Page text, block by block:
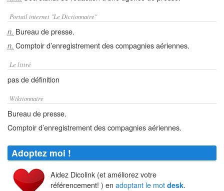
Portail internet "Le Dictionnaire"
n. Bureau de presse.
n. Comptoir d’enregistrement des compagnies aériennes.
Le littré
pas de définition
Wiktionnaire
Bureau de presse.
Comptoir d’enregistrement des compagnies aériennes.
Adoptez moi !
Aidez Dicolink (et améliorez votre
référencement! ) en adoptant le mot desk.